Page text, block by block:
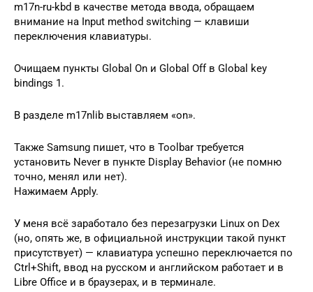
m17n-ru-kbd в качестве метода ввода, обращаем
внимание на Input method switching — клавиши
переключения клавиатуры.
Очищаем пункты Global On и Global Off в Global key
bindings 1.
В разделе m17nlib выставляем «on».
Также Samsung пишет, что в Toolbar требуется
установить Never в пункте Display Behavior (не помню
точно, менял или нет).
Нажимаем Apply.
У меня всё заработало без перезагрузки Linux on Dex
(но, опять же, в официальной инструкции такой пункт
присутствует) — клавиатура успешно переключается по
Ctrl+Shift, ввод на русском и английском работает и в
Libre Office и в браузерах, и в терминале.